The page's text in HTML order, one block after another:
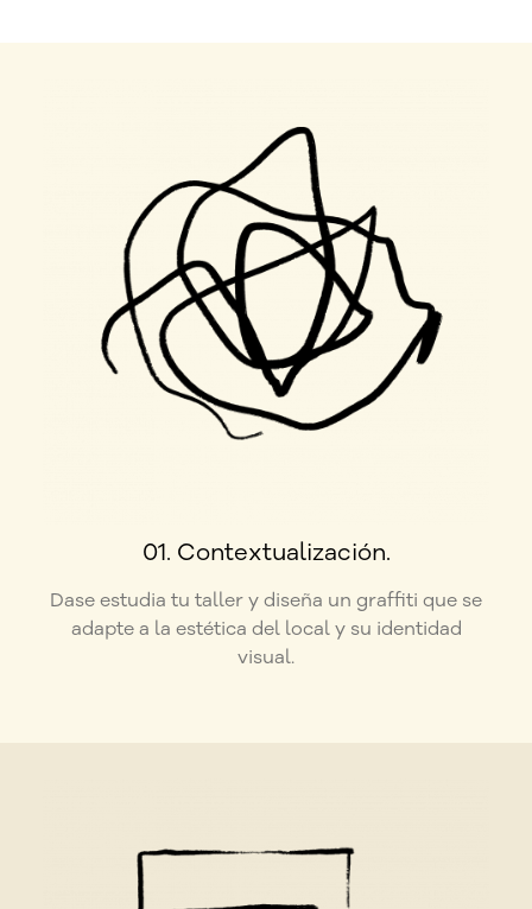
01. Contextualización.
Dase estudia tu taller y diseña un graffiti que se
adapte a la estética del local y su identidad
visual.